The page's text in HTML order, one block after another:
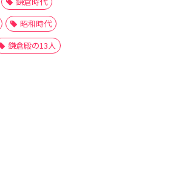
昭和時代
鎌倉殿の13人